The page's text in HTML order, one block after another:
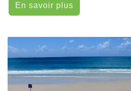
En savoir plus